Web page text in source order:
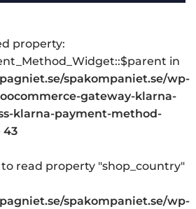
property:
in
spakompaniet.se/wp-
gateway-klarna-
klarna-payment-method-
43
read property "shop_country"
spakompaniet.se/wp-